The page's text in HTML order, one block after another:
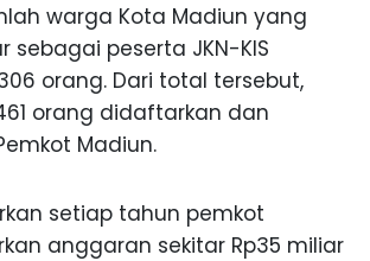
warga Kota Madiun yang
peserta JKN-KIS
orang. Dari total tersebut,
orang didaftarkan dan
Madiun.
setiap tahun pemkot
anggaran sekitar Rp35 miliar